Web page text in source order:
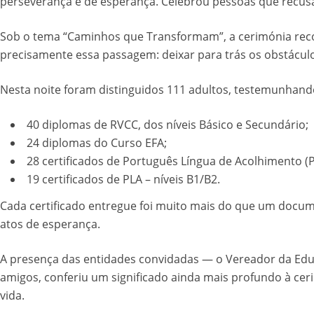
Sob o tema “Caminhos que Transformam”, a cerimónia
precisamente essa passagem: deixar para trás os
Nesta noite foram distinguidos 111 adultos,
40 diplomas de RVCC, dos níveis Básico e Secundário;
24 diplomas do Curso EFA;
28 certificados de Português Língua de Acolhimento
19 certificados de PLA – níveis B1/B2.
Cada certificado entregue foi muito mais do que um
atos de esperança.
A presença das entidades convidadas — o Vereador da
amigos, conferiu um significado ainda mais profundo à
vida.